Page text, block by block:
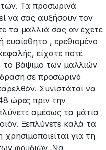
Τα προσωρινά
να σας αυξήσουν τον
τα μαλλιά σας αν έχετε
, ερεθισμένο
είχατε ποτέ
το βάψιμο των μαλλιών
σε προσωρινό
Συνιστάται να
ώρες πριν την
αμέσως τα μάτια
Ξεπλύνετε καλά τα
για τη
φρυδιών. Να